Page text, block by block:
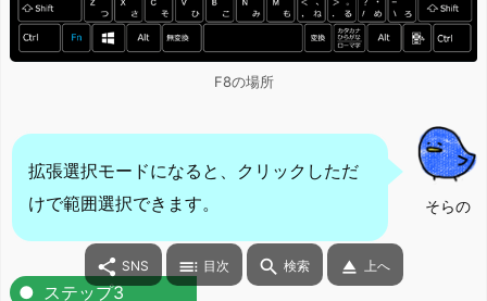
F8の場所
そらの
拡張選択モードになると、クリックしただ
けで範囲選択できます。
ステップ3
 SNS  目次  検索  上へ